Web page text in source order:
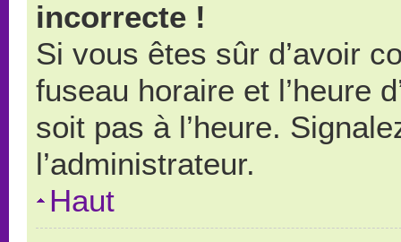
incorrecte !
Si vous êtes sûr d’avoir
fuseau horaire et l’heure
soit pas à l’heure.
l’administrateur.
Haut